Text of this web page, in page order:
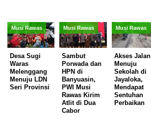
Musi Rawas
Desa Sugi
Waras
Melenggang
Menuju LDN
Seri Provinsi
Musi Rawas
Sambut
Porwada dan
HPN di
Banyuasin,
PWI Musi
Rawas Kirim
Atlit di Dua
Cabor
Musi Rawas
Akses Jalan
Menuju
Sekolah di
Jayaloka,
Mendapat
Sentuhan
Perbaikan